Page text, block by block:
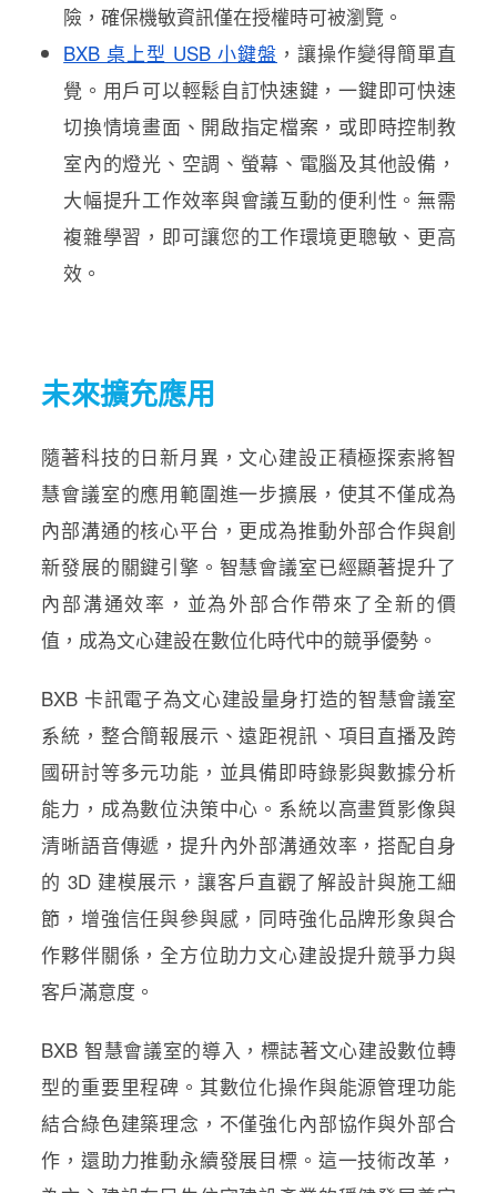
險，確保機敏資訊僅在授權時可被瀏覽。
BXB 桌上型 USB 小鍵盤 ，讓操作變得簡單直
覺。用戶可以輕鬆自訂快速鍵，一鍵即可快速
切換情境畫面、開啟指定檔案，或即時控制教
室內的燈光、空調、螢幕、電腦及其他設備，
大幅提升工作效率與會議互動的便利性。無需
複雜學習，即可讓您的工作環境更聰敏、更高
效。
未來擴充應用
隨著科技的日新月異，文心建設正積極探索將智
慧會議室的應用範圍進一步擴展，使其不僅成為
內部溝通的核心平台，更成為推動外部合作與創
新發展的關鍵引擎。智慧會議室已經顯著提升了
內部溝通效率，並為外部合作帶來了全新的價
值，成為文心建設在數位化時代中的競爭優勢。
BXB 卡訊電子為文心建設量身打造的智慧會議室
系統，整合簡報展示、遠距視訊、項目直播及跨
國研討等多元功能，並具備即時錄影與數據分析
能力，成為數位決策中心。系統以高畫質影像與
清晰語音傳遞，提升內外部溝通效率，搭配自身
的 3D 建模展示，讓客戶直觀了解設計與施工細
節，增強信任與參與感，同時強化品牌形象與合
作夥伴關係，全方位助力文心建設提升競爭力與
客戶滿意度。
BXB 智慧會議室的導入，標誌著文心建設數位轉
型的重要里程碑。其數位化操作與能源管理功能
結合綠色建築理念，不僅強化內部協作與外部合
作，還助力推動永續發展目標。這一技術改革，